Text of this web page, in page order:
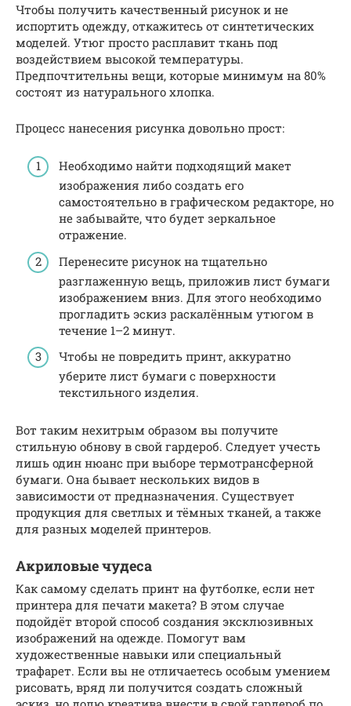
Чтобы получить качественный рисунок и не
испортить одежду, откажитесь от синтетических
моделей. Утюг просто расплавит ткань под
воздействием высокой температуры.
Предпочтительны вещи, которые минимум на 80%
состоят из натурального хлопка.
Процесс нанесения рисунка довольно прост:
Необходимо найти подходящий макет
изображения либо создать его
самостоятельно в графическом редакторе, но
не забывайте, что будет зеркальное
отражение.
Перенесите рисунок на тщательно
разглаженную вещь, приложив лист бумаги
изображением вниз. Для этого необходимо
прогладить эскиз раскалённым утюгом в
течение 1–2 минут.
Чтобы не повредить принт, аккуратно
уберите лист бумаги с поверхности
текстильного изделия.
Вот таким нехитрым образом вы получите
стильную обнову в свой гардероб. Следует учесть
лишь один нюанс при выборе термотрансферной
бумаги. Она бывает нескольких видов в
зависимости от предназначения. Существует
продукция для светлых и тёмных тканей, а также
для разных моделей принтеров.
Акриловые чудеса
Как самому сделать принт на футболке, если нет
принтера для печати макета? В этом случае
подойдёт второй способ создания эксклюзивных
изображений на одежде. Помогут вам
художественные навыки или специальный
трафарет. Если вы не отличаетесь особым умением
рисовать, вряд ли получится создать сложный